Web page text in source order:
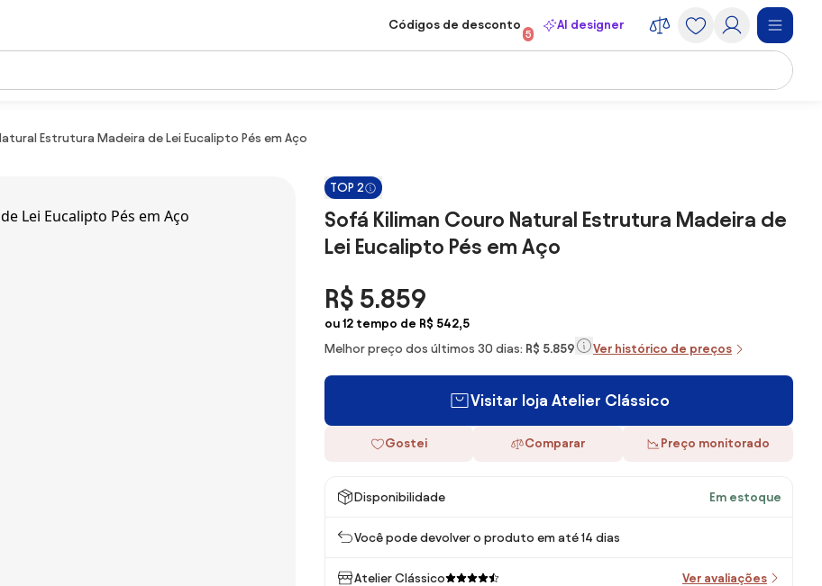
Códigos de desconto
5
AI designer
Estrutura Madeira de Lei Eucalipto Pés em Aço
TOP 2
Sofá Kiliman Couro Natural Estrutura Madeira de
Lei Eucalipto Pés em Aço
R$ 5.859
ou 12 tempo de R$ 542,5
Melhor preço dos últimos 30 dias: R$ 5.859 Ver histórico de preços
Visitar loja Atelier Clássico
Gostei Comparar Preço monitorado
Disponibilidade Em estoque
Você pode devolver o produto em até 14 dias
Atelier Clássico Ver avaliações